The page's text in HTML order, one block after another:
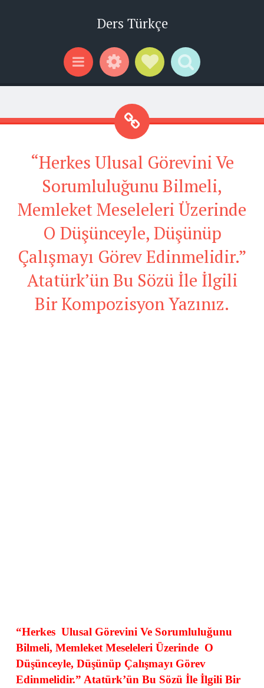
Ders Türkçe
Menu WidgetsSocial Links
Search
“Herkes Ulusal Görevini Ve
Sorumluluğunu Bilmeli,
Memleket Meseleleri Üzerinde
O Düşünceyle, Düşünüp
Çalışmayı Görev Edinmelidir.”
Atatürk’ün Bu Sözü İle İlgili
Bir Kompozisyon Yazınız.
“Herkes Ulusal Görevini Ve Sorumluluğunu
Bilmeli, Memleket Meseleleri Üzerinde O
Düşünceyle, Düşünüp Çalışmayı Görev
Edinmelidir.” Atatürk’ün Bu Sözü İle İlgili Bir